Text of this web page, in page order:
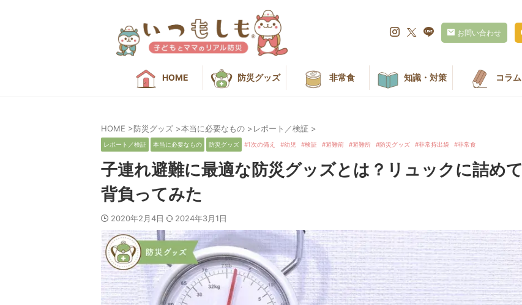
お問い合わせ
HOME 防災グッズ 非常食 知識・対策 コラム
HOME >防災グッズ >本当に必要なもの >レポート／検証 >
レポート／検証 本当に必要なもの 防災グッズ 1次の備え 幼児 検証 避難前 避難所 防災グッズ 非常持出袋 非常食
子連れ避難に最適な防災グッズとは？リュックに詰めて
背負ってみた
2020年2月4日 2024年3月1日